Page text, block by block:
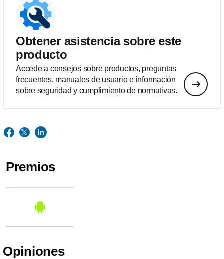
Obtener asistencia sobre este
producto
Accede a consejos sobre productos, preguntas
frecuentes, manuales de usuario e información
sobre seguridad y cumplimiento de normativas.
Premios
Opiniones